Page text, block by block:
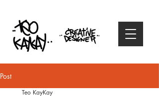
Post
Teo KayKay